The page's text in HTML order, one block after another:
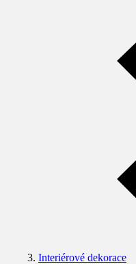
Interiérové dekorace